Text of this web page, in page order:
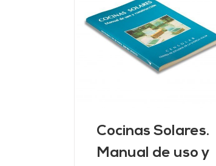
Cocinas Solares.
Manual de uso y
AÑADIR AL CARRITO
DETALLES